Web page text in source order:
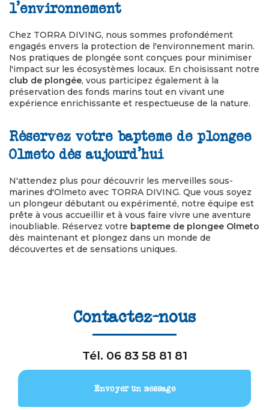
l'environnement
Chez TORRA DIVING, nous sommes profondément
engagés envers la protection de l'environnement marin.
Nos pratiques de plongée sont conçues pour minimiser
l'impact sur les écosystèmes locaux. En choisissant notre
club de plongée, vous participez également à la
préservation des fonds marins tout en vivant une
expérience enrichissante et respectueuse de la nature.
Réservez votre bapteme de plongee
Olmeto dès aujourd'hui
N'attendez plus pour découvrir les merveilles sous-
marines d'Olmeto avec TORRA DIVING. Que vous soyez
un plongeur débutant ou expérimenté, notre équipe est
prête à vous accueillir et à vous faire vivre une aventure
inoubliable. Réservez votre bapteme de plongee Olmeto
dès maintenant et plongez dans un monde de
découvertes et de sensations uniques.
Contactez-nous
Tél. 06 83 58 81 81
Envoyer un message